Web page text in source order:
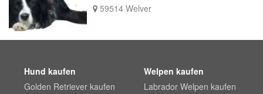
59514 Welver
Hund kaufen
Golden Retriever kaufen
Welpen kaufen
Labrador Welpen kaufen